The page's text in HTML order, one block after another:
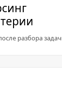
разбора